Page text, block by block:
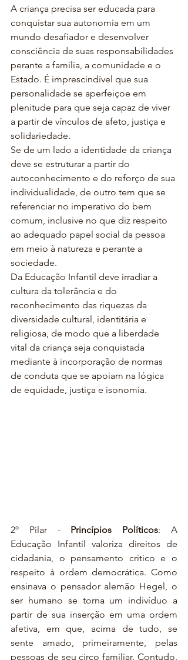
A criança precisa ser educada para
conquistar sua autonomia em um
mundo desafiador e desenvolver
consciência de suas responsabilidades
perante a família, a comunidade e o
Estado. É imprescindível que sua
personalidade se aperfeiçoe em
plenitude para que seja capaz de viver
a partir de vínculos de afeto, justiça e
solidariedade.
Se de um lado a identidade da criança
deve se estruturar a partir do
autoconhecimento e do reforço de sua
individualidade, de outro tem que se
referenciar no imperativo do bem
comum, inclusive no que diz respeito
ao adequado papel social da pessoa
em meio à natureza e perante a
sociedade.
Da Educação Infantil deve irradiar a
cultura da tolerância e do
reconhecimento das riquezas da
diversidade cultural, identitária e
religiosa, de modo que a liberdade
vital da criança seja conquistada
mediante à incorporação de normas
de conduta que se apoiam na lógica
de equidade, justiça e isonomia.
2º Pilar - Princípios Políticos: A
Educação Infantil valoriza direitos de
cidadania, o pensamento crítico e o
respeito à ordem democrática. Como
ensinava o pensador alemão Hegel, o
ser humano se torna um indivíduo a
partir de sua inserção em uma ordem
afetiva, em que, acima de tudo, se
sente amado, primeiramente, pelas
pessoas de seu circo familiar. Contudo,